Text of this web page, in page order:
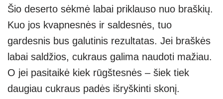
Šio deserto sėkmė labai priklauso nuo braškių.
Kuo jos kvapnesnės ir saldesnės, tuo
gardesnis bus galutinis rezultatas. Jei braškės
labai saldžios, cukraus galima naudoti mažiau.
O jei pasitaikė kiek rūgštesnės – šiek tiek
daugiau cukraus padės išryškinti skonį.